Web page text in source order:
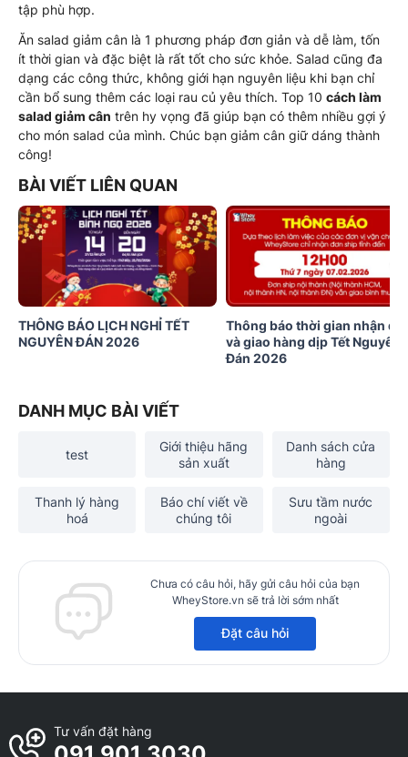
tập phù hợp.
Ăn salad giảm cân là 1 phương pháp đơn giản và dễ làm, tốn
ít thời gian và đặc biệt là rất tốt cho sức khỏe. Salad cũng đa
dạng các công thức, không giới hạn nguyên liệu khi bạn chỉ
cần bổ sung thêm các loại rau củ yêu thích. Top 10 cách làm
salad giảm cân trên hy vọng đã giúp bạn có thêm nhiều gợi ý
cho món salad của mình. Chúc bạn giảm cân giữ dáng thành
công!
BÀI VIẾT LIÊN QUAN
THÔNG BÁO LỊCH NGHỈ TẾT
NGUYÊN ĐÁN 2026
Thông báo thời gian nhận
và giao hàng dịp Tết Nguyên
Đán 2026
DANH MỤC BÀI VIẾT
test
Giới thiệu hãng
sản xuất
Danh sách cửa
hàng
Thanh lý hàng
hoá
Báo chí viết về
chúng tôi
Sưu tầm nước
ngoài
Chưa có câu hỏi, hãy gửi câu hỏi của bạn
WheyStore.vn sẽ trả lời sớm nhất
Đặt câu hỏi
Tư vấn đặt hàng